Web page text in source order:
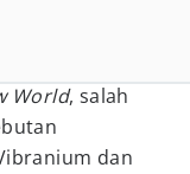
World, salah
dan